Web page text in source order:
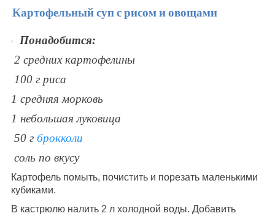
Картофельный суп с рисом и овощами
Понадобится:
2 средних картофелины
100 г риса
1 средняя морковь
1 небольшая луковица
50 гброкколи
соль по вкусу
Картофель помыть, почистить и порезать маленькими
кубиками.
В кастрюлю налить 2 л холодной воды. Добавить